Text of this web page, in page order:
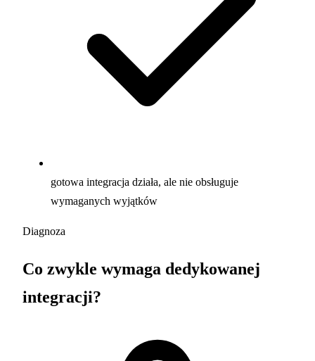
gotowa integracja działa, ale nie obsługuje
wymaganych wyjątków
Diagnoza
Co zwykle wymaga dedykowanej
integracji?